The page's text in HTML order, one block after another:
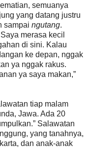
semuanya
yang datang justru
sampai ngutang.
merasa kecil
di sini. Kalau
ke depan, nggak
ya nggak rakus.
ya saya makan,”
tiap malam
Jawa. Ada 20
Salawatan
yang tanahnya,
dan anak-anak